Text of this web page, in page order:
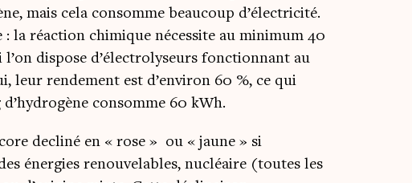
mais cela consomme beau­coup d’électricité.
la réac­tion chi­mique néces­site au mini­mum 40
dis­pose d’électrolyseurs fonc­tion­nant au
leur ren­de­ment est d’environ 60 %, ce qui
consomme 60 kWh.
decli­né en « rose » ou « jaune » si
éner­gies renou­ve­lables, nucléaire (toutes les